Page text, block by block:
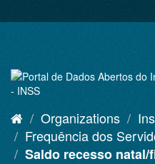
to
Organizations
Frequência dos
Saldo recesso natal/